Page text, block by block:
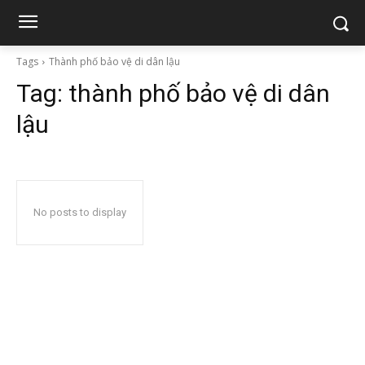
Tags Thành phố bảo vệ di dân lậu
Tag: thành phố bảo vệ di dân
lậu
No posts to display